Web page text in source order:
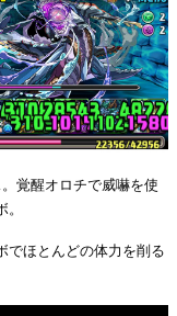
覚醒オロチで威嚇を使
でほとんどの体力を削る